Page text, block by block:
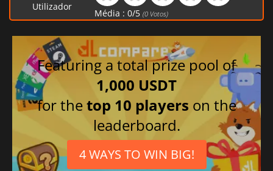
Utilizador
Média : 0/5 (0Votos)
Featuring a total prize pool of
1,000 USDT
for thetop 10 players on the
leaderboard.
4 WAYS TO WIN BIG!